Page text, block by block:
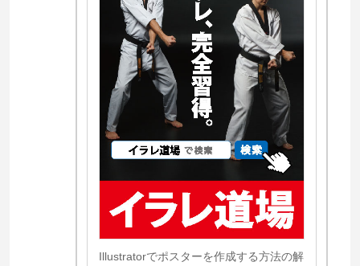
Illustratorでポスターを作成する方法の解